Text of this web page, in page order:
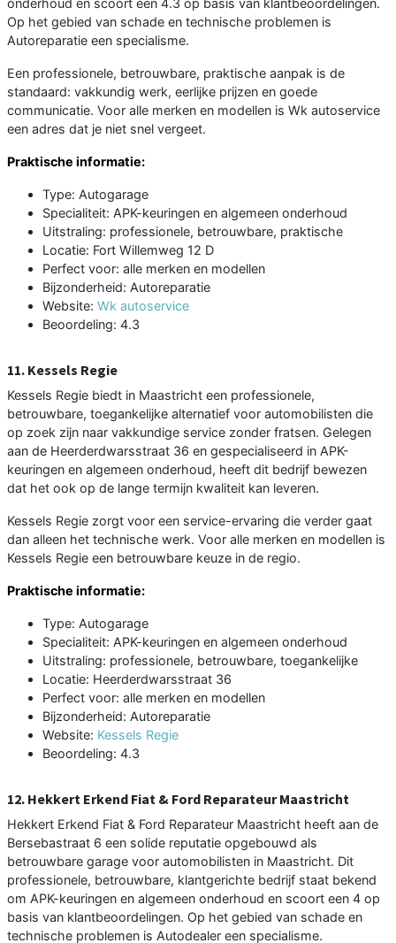
Op het gebied van schade en technische problemen is
Autoreparatie een specialisme.
Een professionele, betrouwbare, praktische aanpak is de
standaard: vakkundig werk, eerlijke prijzen en goede
communicatie. Voor alle merken en modellen is Wk autoservice
een adres dat je niet snel vergeet.
Praktische informatie:
Type: Autogarage
Specialiteit: APK-keuringen en algemeen onderhoud
Uitstraling: professionele, betrouwbare, praktische
Locatie: Fort Willemweg 12 D
Perfect voor: alle merken en modellen
Bijzonderheid: Autoreparatie
Website: Wk autoservice
Beoordeling: 4.3
11. Kessels Regie
Kessels Regie biedt in Maastricht een professionele,
betrouwbare, toegankelijke alternatief voor automobilisten die
op zoek zijn naar vakkundige service zonder fratsen. Gelegen
aan de Heerderdwarsstraat 36 en gespecialiseerd in APK-
keuringen en algemeen onderhoud, heeft dit bedrijf bewezen
dat het ook op de lange termijn kwaliteit kan leveren.
Kessels Regie zorgt voor een service-ervaring die verder gaat
dan alleen het technische werk. Voor alle merken en modellen is
Kessels Regie een betrouwbare keuze in de regio.
Praktische informatie:
Type: Autogarage
Specialiteit: APK-keuringen en algemeen onderhoud
Uitstraling: professionele, betrouwbare, toegankelijke
Locatie: Heerderdwarsstraat 36
Perfect voor: alle merken en modellen
Bijzonderheid: Autoreparatie
Website: Kessels Regie
Beoordeling: 4.3
12. Hekkert Erkend Fiat & Ford Reparateur Maastricht
Hekkert Erkend Fiat & Ford Reparateur Maastricht heeft aan de
Bersebastraat 6 een solide reputatie opgebouwd als
betrouwbare garage voor automobilisten in Maastricht. Dit
professionele, betrouwbare, klantgerichte bedrijf staat bekend
om APK-keuringen en algemeen onderhoud en scoort een 4 op
basis van klantbeoordelingen. Op het gebied van schade en
technische problemen is Autodealer een specialisme.